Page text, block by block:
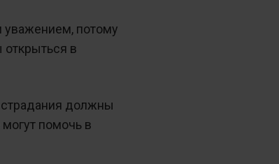
уважением, потому
в
должны
помочь в